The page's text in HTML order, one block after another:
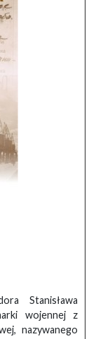
Stanisława
wojennej z
nazywanego